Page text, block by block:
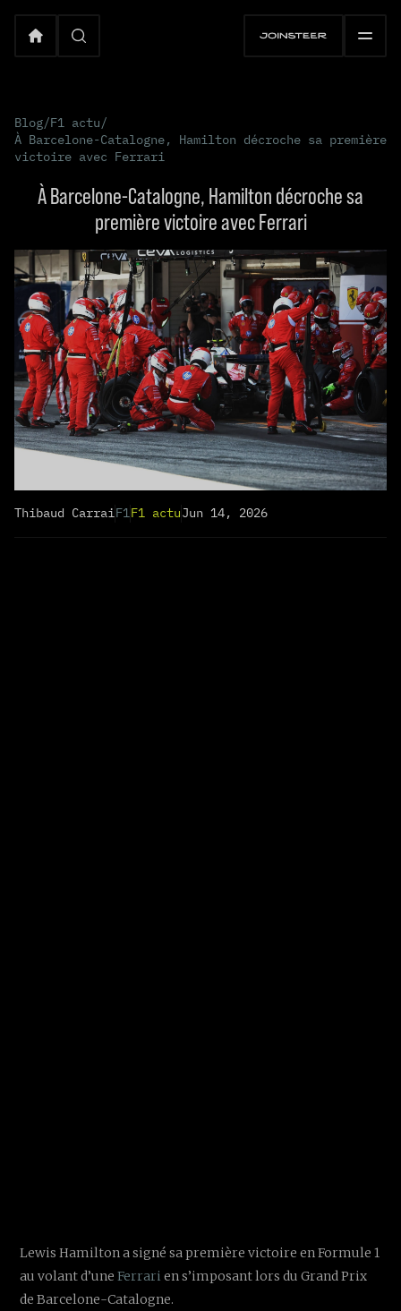
Blog/F1 actu/
À Barcelone-Catalogne, Hamilton décroche sa première
victoire avec Ferrari
À Barcelone-Catalogne, Hamilton décroche sa
première victoire avec Ferrari
Thibaud CarraiF1F1 actuJun 14, 2026
Lewis Hamilton a signé sa première victoire en Formule 1
au volant d’uneFerrari en s’imposant lors du Grand Prix
de Barcelone-Catalogne.